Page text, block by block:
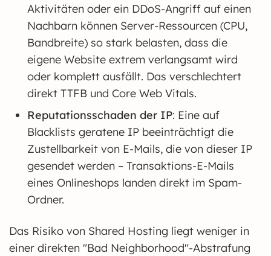
Aktivitäten oder ein DDoS-Angriff auf einen
Nachbarn können Server-Ressourcen (CPU,
Bandbreite) so stark belasten, dass die
eigene Website extrem verlangsamt wird
oder komplett ausfällt. Das verschlechtert
direkt TTFB und Core Web Vitals.
Reputationsschaden der IP: Eine auf
Blacklists geratene IP beeinträchtigt die
Zustellbarkeit von E-Mails, die von dieser IP
gesendet werden – Transaktions-E-Mails
eines Onlineshops landen direkt im Spam-
Ordner.
Das Risiko von Shared Hosting liegt weniger in
einer direkten "Bad Neighborhood"-Abstrafung